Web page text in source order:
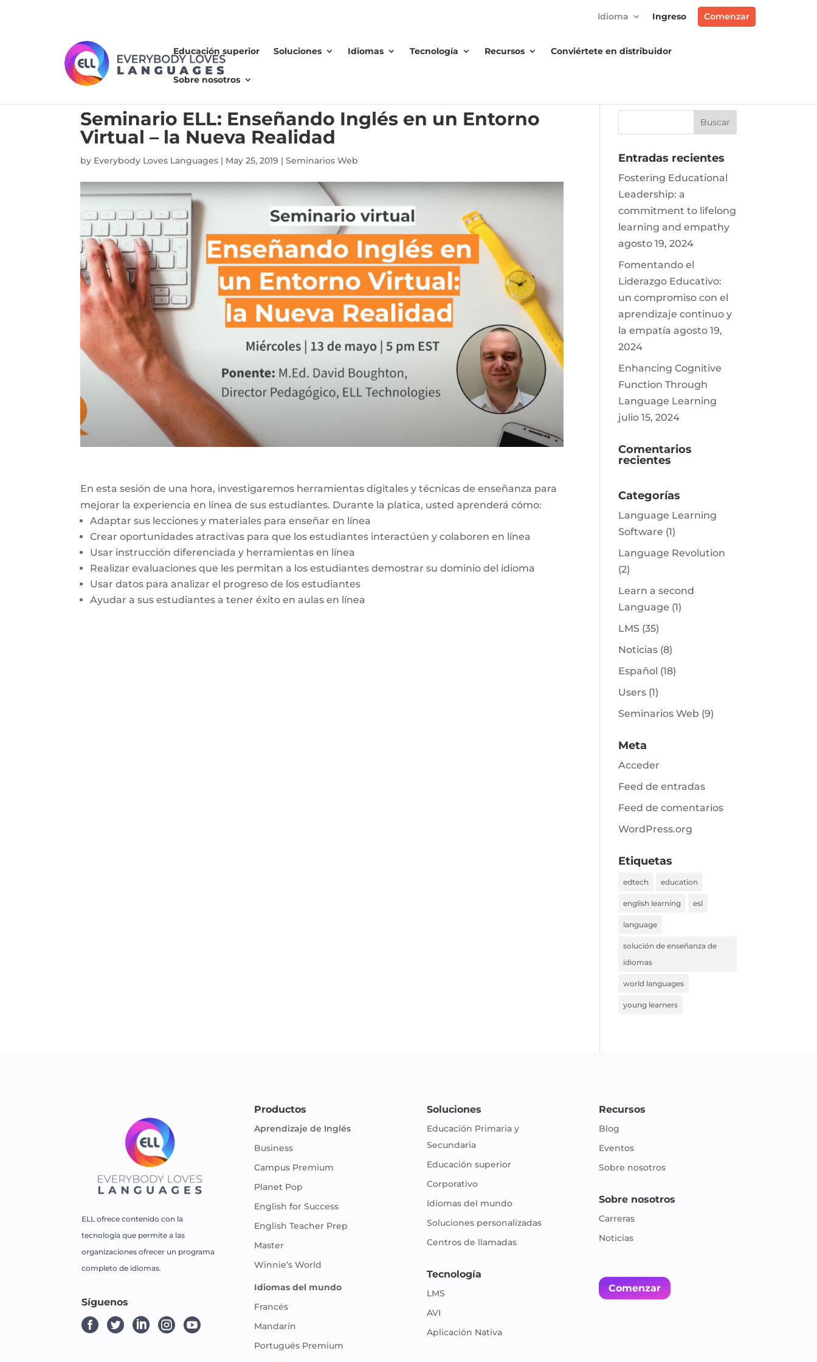
Idioma Ingreso Comenzar
Educación superior Soluciones Idiomas Tecnología Recursos Conviértete en distribuidor
Sobre nosotros
Seminario ELL: Enseñando Inglés en un Entorno
Virtual – la Nueva Realidad
by Everybody Loves Languages | May 25, 2019 | Seminarios Web
En esta sesión de una hora, investigaremos herramientas digitales y técnicas de enseñanza para
mejorar la experiencia en línea de sus estudiantes. Durante la platica, usted aprenderá cómo:
Adaptar sus lecciones y materiales para enseñar en línea
Crear oportunidades atractivas para que los estudiantes interactúen y colaboren en línea
Usar instrucción diferenciada y herramientas en línea
Realizar evaluaciones que les permitan a los estudiantes demostrar su dominio del idioma
Usar datos para analizar el progreso de los estudiantes
Ayudar a sus estudiantes a tener éxito en aulas en línea
Entradas recientes
Fostering Educational
Leadership: a
commitment to lifelong
learning and empathy
agosto 19, 2024
Fomentando el
Liderazgo Educativo:
un compromiso con el
aprendizaje continuo y
la empatía agosto 19,
2024
Enhancing Cognitive
Function Through
Language Learning
julio 15, 2024
Comentarios
recientes
Categorías
Language Learning
Software (1)
Language Revolution
(2)
Learn a second
Language (1)
LMS(35)
Noticias(8)
Español (18)
Users(1)
Seminarios Web(9)
Meta
Acceder
Feed de entradas
Feed de comentarios
WordPress.org
Etiquetas
edtech education
english learning esl
language
solución de enseñanza de
idiomas
world languages
young learners
ELL ofrece contenido con la
tecnología que permite a las
organizaciones ofrecer un programa
completo de idiomas.
Síguenos
    
Productos
Aprendizaje de Inglés
Business
Campus Premium
Planet Pop
English for Success
English Teacher Prep
Master
Winnie’s World
Idiomas del mundo
Francés
Mandarín
Portugués Premium
Soluciones
Educación Primaria y
Secundaria
Educación superior
Corporativo
Idiomas del mundo
Soluciones personalizadas
Centros de llamadas
Tecnología
LMS
AVI
Aplicación Nativa
Recursos
Blog
Eventos
Sobre nosotros
Sobre nosotros
Carreras
Noticias
Comenzar